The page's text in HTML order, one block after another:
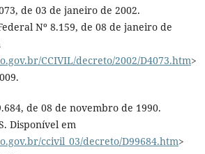
de 03 de janeiro de 2002.
Nº 8.159, de 08 de janeiro de
CCIVIL/decreto/2002/D4073.htm>
de 08 de novembro de 1990.
Disponível em
ccivil_03/decreto/D99684.htm>